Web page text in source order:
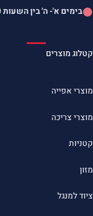
בימים א'- ה' בין השעות
קטלוג מוצרים
מוצרי אפייה
מוצרי צריכה
קטניות
מזון
ציוד למנגל